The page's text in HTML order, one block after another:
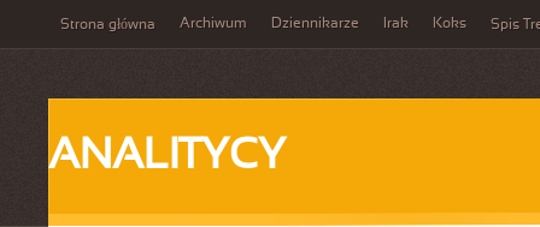
Strona główna Archiwum Dziennikarze Irak Koks Spis
ANALITYCY